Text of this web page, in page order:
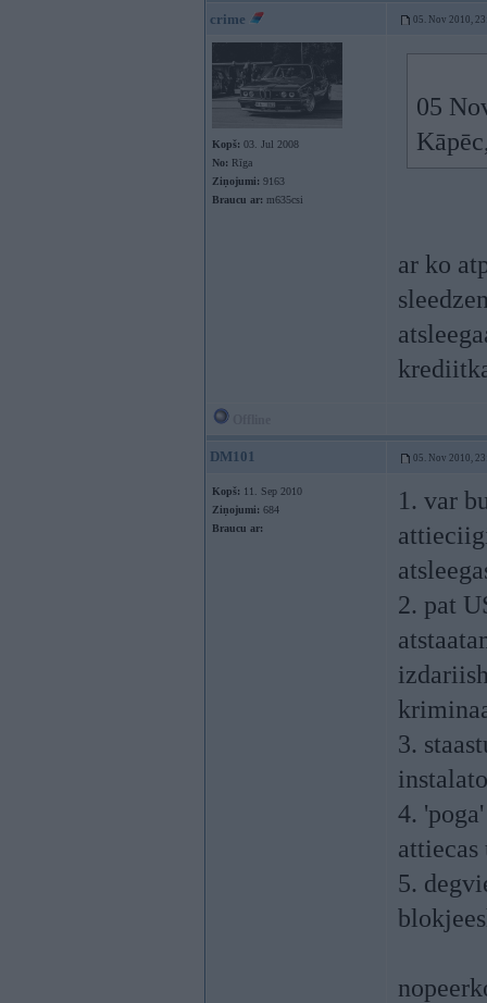
crime 05. Nov 2010,
Kopš: 03. Jul 2008
No: Rīga
Ziņojumi: 9163
Braucu ar: m635csi
05
ar ko
DM101 05. Nov 2010,
Kopš: 11. Sep 2010
Ziņojumi: 684
Braucu ar:
1. var
2. pat
3.
4.
5.